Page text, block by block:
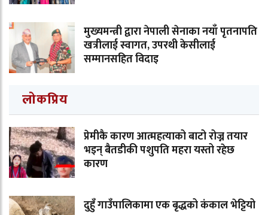
मुख्यमन्त्री द्वारा नेपाली सेनाका नयाँ पृतनापति
खत्रीलाई स्वागत, उपरथी केसीलाई
सम्मानसहित विदाइ
लोकप्रिय
प्रेमीकै कारण आत्महत्याको बाटो रोज्न तयार
भइन् बैतडीकी पशुपति महरा यस्तो रहेछ
कारण
दुहुँ गाउँपालिकामा एक बृद्धको कंकाल भेट्टियो